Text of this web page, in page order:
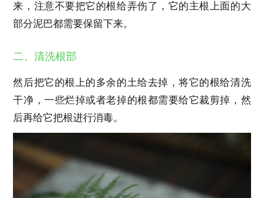
来，注意不要把它的根给弄伤了，它的主根上面的大
部分泥巴都需要保留下来。
二、清洗根部
然后把它的根上的多余的土给去掉，将它的根给清洗
干净，一些烂掉或者老掉的根都需要给它裁剪掉，然
后再给它把根进行消毒。